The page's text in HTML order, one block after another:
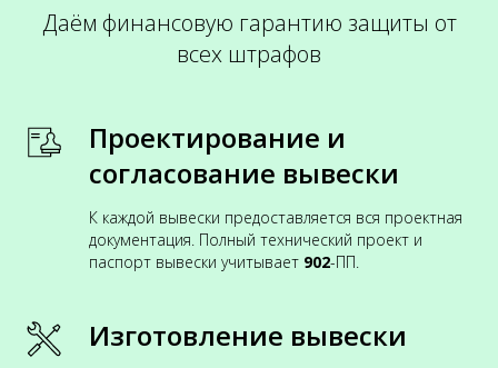
Даём финансовую гарантию защиты от
всех штрафов
Проектирование и
согласование вывески
К каждой вывески предоставляется вся проектная
документация. Полный технический проект и
паспорт вывески учитывает 902-ПП.
Изготовление вывески